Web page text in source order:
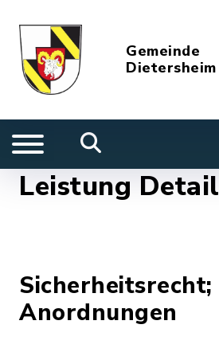
Gemeinde
Dietersheim
Leistung Detail
Sicherheitsrecht;
Anordnungen